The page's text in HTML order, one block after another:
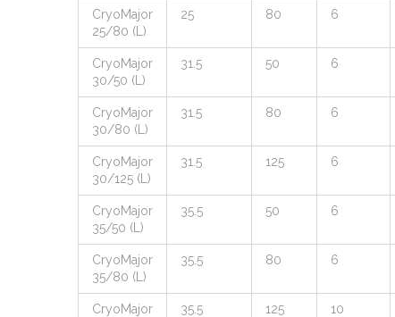
CryoMajor
25/80 (L)
25 80 6
CryoMajor
30/50 (L)
31.5 50 6
CryoMajor
30/80 (L)
31.5 80 6
CryoMajor
30/125 (L)
31.5 125 6
CryoMajor
35/50 (L)
35.5 50 6
CryoMajor
35/80 (L)
35.5 80 6
CryoMajor
35.5 125 10